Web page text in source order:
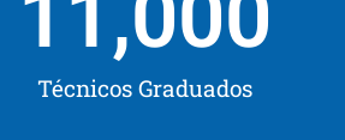
Técnicos Graduados